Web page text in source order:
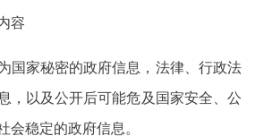
容
国家秘密的政府信息，法律、行政法
，以及公开后可能危及国家安全、公
稳定的政府信息。